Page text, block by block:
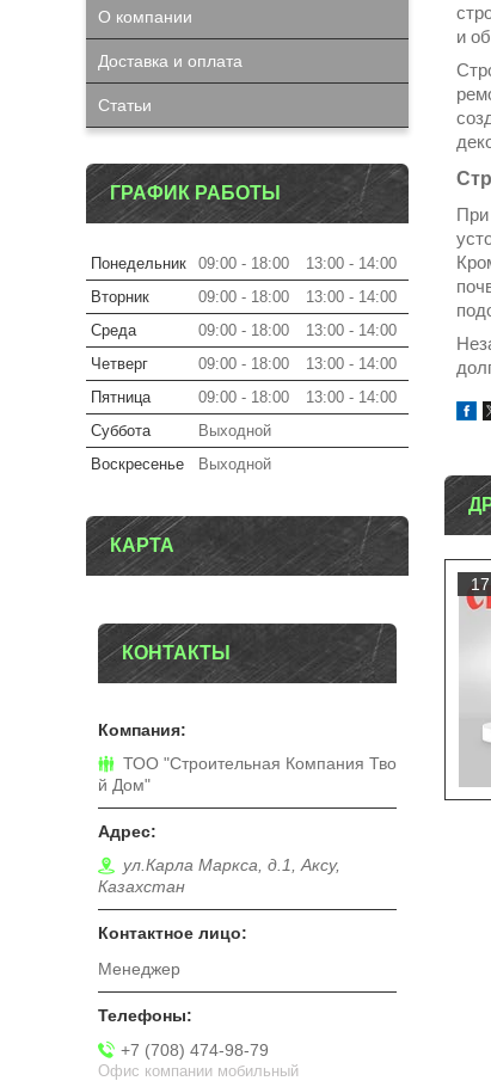
и
При
О компании
Доставка и оплата
Статьи
ГРАФИК РАБОТЫ
Понедельник 09:00 18:00 13:00
14:00
Вторник
09:00 18:00 13:00
14:00
Среда
09:00 18:00 13:00
14:00
Четверг
09:00 18:00 13:00
14:00
Пятница
09:00 18:00 13:00
14:00
Суббота
Выходной
Воскресенье
Выходной
КАРТА
КОНТАКТЫ
ТОО "Строительная Компания Тво
й Дом"
ул.Карла Маркса, д.1, Аксу,
Казахстан
Менеджер
+7 (708) 474-98-79
Офис компании мобильный